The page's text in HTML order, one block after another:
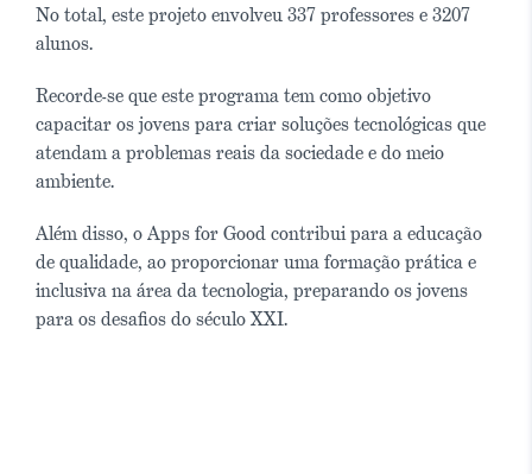
No total, este projeto envolveu 337 professores e 3207
alunos.
Recorde-se que este programa tem como objetivo
capacitar os jovens para criar soluções tecnológicas que
atendam a problemas reais da sociedade e do meio
ambiente.
Além disso, o Apps for Good contribui para a educação
de qualidade, ao proporcionar uma formação prática e
inclusiva na área da tecnologia, preparando os jovens
para os desafios do século XXI.